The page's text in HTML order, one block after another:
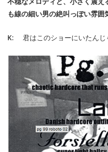
も線の細い男の絶叫っぽい雰囲
K: 君はこのショーにいたんじ